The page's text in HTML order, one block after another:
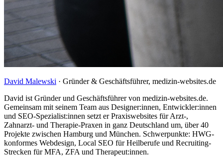
David Malewski · Gründer & Geschäftsführer, medizin-websites.de
David ist Gründer und Geschäftsführer von medizin-websites.de.
Gemeinsam mit seinem Team aus Designer:innen, Entwickler:innen
und SEO-Spezialist:innen setzt er Praxiswebsites für Arzt-,
Zahnarzt- und Therapie-Praxen in ganz Deutschland um, über 40
Projekte zwischen Hamburg und München. Schwerpunkte: HWG-
konformes Webdesign, Local SEO für Heilberufe und Recruiting-
Strecken für MFA, ZFA und Therapeut:innen.